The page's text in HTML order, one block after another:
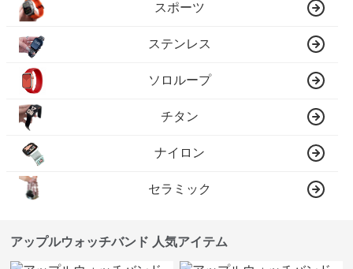
スポーツ
ステンレス
ソロループ
チタン
ナイロン
セラミック
アップルウォッチバンド 人気アイテム